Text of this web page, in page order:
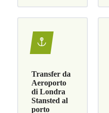
Transfer da
Aeroporto
di Londra
Stansted al
porto